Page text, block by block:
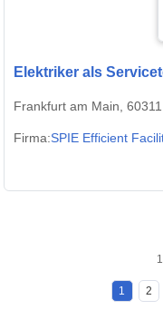
Elektriker als
Frankfurt am Main, 60311
Firma:SPIE Efficient
1 2